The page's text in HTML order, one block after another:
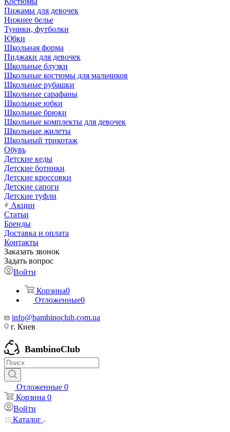
Пижамы для девочек
Нижнее белье
Туники, футболки
Юбки
Школьная форма
Пиджаки для девочек
Школьные блузки
Школьные костюмы для мальчиков
Школьные рубашки
Школьные сарафаны
Школьные юбки
Школьные брюки
Школьные комплекты для девочек
Школьные жилеты
Школьный трикотаж
Обувь
Детские кеды
Детские ботинки
Детские кроссовки
Детские сапоги
Детские туфли
Акции
Статьи
Бренды
Доставка и оплата
Контакты
Заказать звонок
Задать вопрос
Войти
Корзина0
Отложенные0
info@bambinoclub.com.ua
г. Киев
BambinoClub
Отложенные 0
Корзина 0
Войти
Каталог